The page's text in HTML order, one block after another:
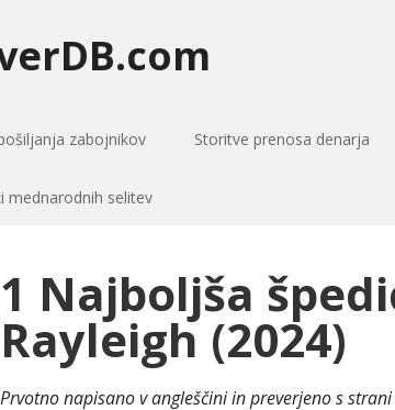
zabojnikov Storitve prenosa denarja
mednarodnih selitev
1 Najboljša
Rayleigh (2024)
Prvotno napisano v angleščini in preverjeno s